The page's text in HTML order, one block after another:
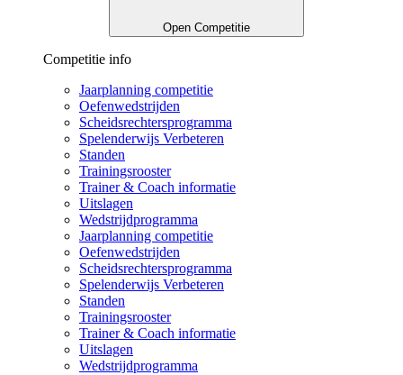
Open Competitie
Competitie info
Jaarplanning competitie
Oefenwedstrijden
Scheidsrechtersprogramma
Spelenderwijs Verbeteren
Standen
Trainingsrooster
Trainer & Coach informatie
Uitslagen
Wedstrijdprogramma
Jaarplanning competitie
Oefenwedstrijden
Scheidsrechtersprogramma
Spelenderwijs Verbeteren
Standen
Trainingsrooster
Trainer & Coach informatie
Uitslagen
Wedstrijdprogramma